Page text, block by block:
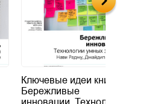
Ключевые идеи книги:
Бережливые
инновации. Технологии